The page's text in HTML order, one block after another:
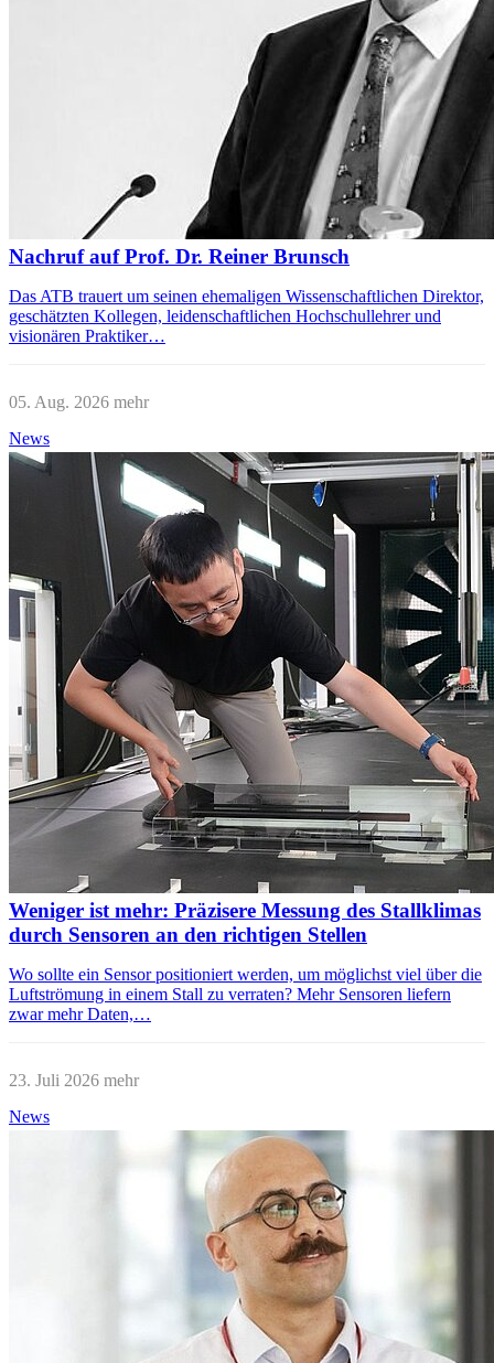
Nachruf auf Prof. Dr. Reiner Brunsch
Das ATB trauert um seinen ehemaligen Wissenschaftlichen Direktor,
geschätzten Kollegen, leidenschaftlichen Hochschullehrer und
visionären Praktiker…
05. Aug. 2026 mehr
News
Weniger ist mehr: Präzisere Messung des Stallklimas
durch Sensoren an den richtigen Stellen
Wo sollte ein Sensor positioniert werden, um möglichst viel über die
Luftströmung in einem Stall zu verraten? Mehr Sensoren liefern
zwar mehr Daten,…
23. Juli 2026 mehr
News